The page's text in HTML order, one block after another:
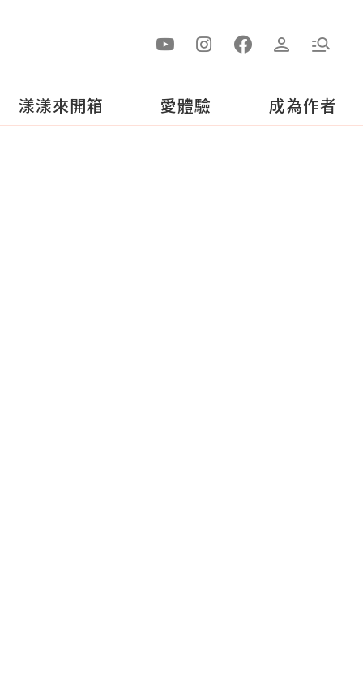
漾漾來開箱 愛體驗 成為作者